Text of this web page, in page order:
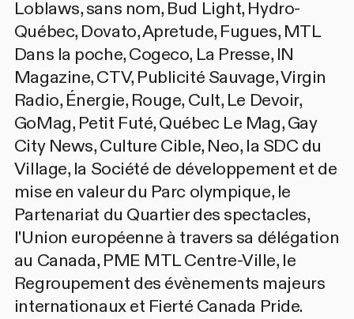
Loblaws, sans nom, Bud Light, Hydro-
Québec, Dovato, Apretude, Fugues, MTL
Dans la poche, Cogeco, La Presse, IN
Magazine, CTV, Publicité Sauvage, Virgin
Radio, Énergie, Rouge, Cult, Le Devoir,
GoMag, Petit Futé, Québec Le Mag, Gay
City News, Culture Cible, Neo, la SDC du
Village, la Société de développement et de
mise en valeur du Parc olympique, le
Partenariat du Quartier des spectacles,
l'Union européenne à travers sa délégation
au Canada, PME MTL Centre-Ville, le
Regroupement des évènements majeurs
internationaux et Fierté Canada Pride.